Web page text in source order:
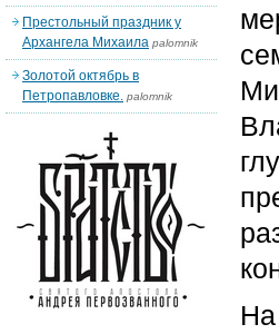
Престольный праздник у
Архангела Михаила palomnik
Золотой октябрь в
Петропавловке. palomnik